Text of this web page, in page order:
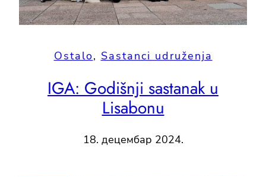
Ostalo, Sastanci udruženja
IGA: Godišnji sastanak u
Lisabonu
18. децембар 2024.